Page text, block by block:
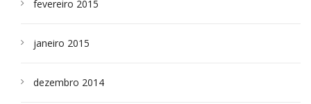
fevereiro 2015
janeiro 2015
dezembro 2014